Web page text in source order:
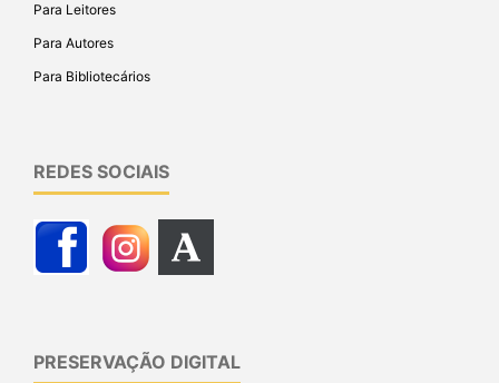
Para Leitores
Para Autores
Para Bibliotecários
REDES SOCIAIS
PRESERVAÇÃO DIGITAL